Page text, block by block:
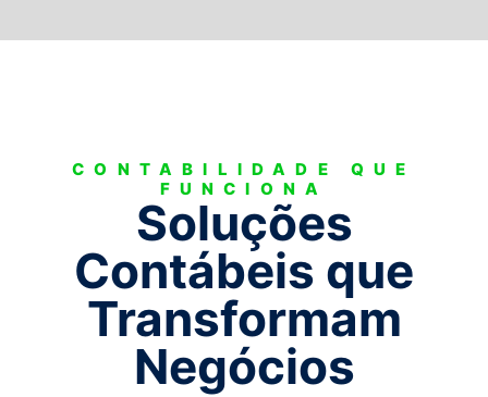
CONTABILIDADE QUE
FUNCIONA
Soluções
Contábeis que
Transformam
Negócios